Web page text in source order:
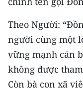
E-Magazine
Video
Media Chính trị
Theo Người:
người cùng một
vững mạnh cán
không được
Còn bà con xã